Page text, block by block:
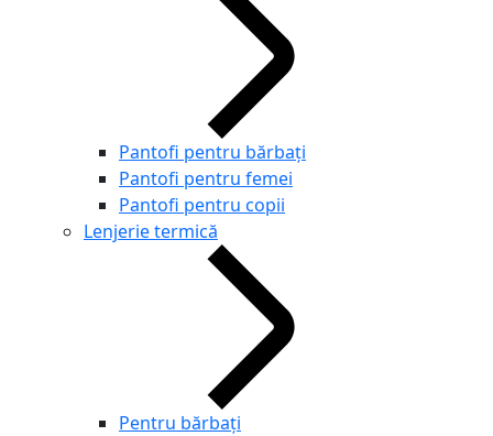
Pantofi pentru bărbați
Pantofi pentru femei
Pantofi pentru copii
Lenjerie termică
Pentru bărbați